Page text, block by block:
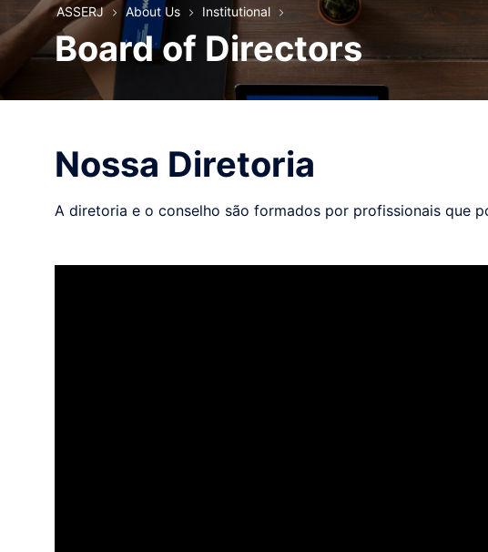
ASSERJ About Us Institutional
Board of Directors
Nossa Diretoria
A diretoria e o conselho são formados por profissionais que